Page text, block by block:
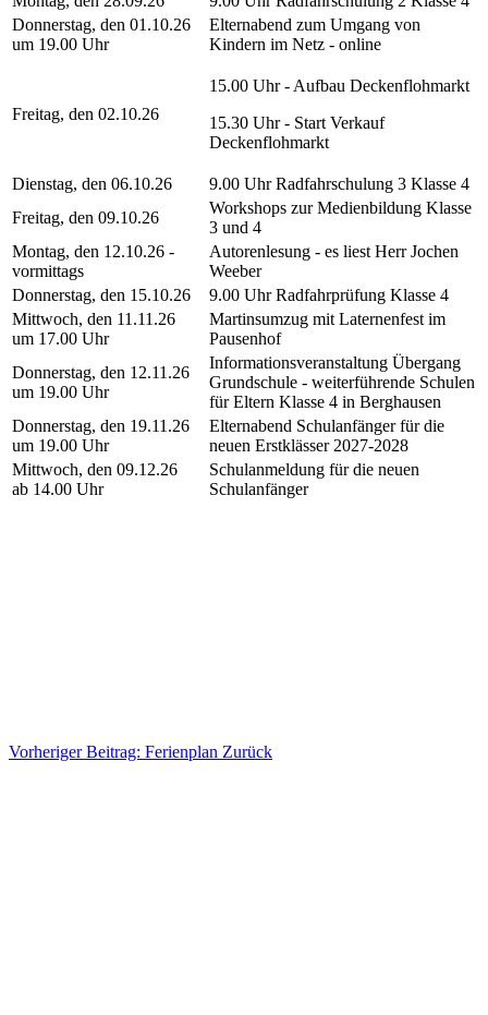
Donnerstag, den 01.10.26
um 19.00 Uhr
Elternabend zum Umgang von
Kindern im Netz - online
Freitag, den 02.10.26
15.00 Uhr - Aufbau Deckenflohmarkt
15.30 Uhr - Start Verkauf
Deckenflohmarkt
Dienstag, den 06.10.26
9.00 Uhr Radfahrschulung 3 Klasse 4
Freitag, den 09.10.26
Workshops zur Medienbildung Klasse
3 und 4
Montag, den 12.10.26 -
vormittags
Autorenlesung - es liest Herr Jochen
Weeber
Donnerstag, den 15.10.26
9.00 Uhr Radfahrprüfung Klasse 4
Mittwoch, den 11.11.26
um 17.00 Uhr
Martinsumzug mit Laternenfest im
Pausenhof
Donnerstag, den 12.11.26
um 19.00 Uhr
Informationsveranstaltung Übergang
Grundschule - weiterführende Schulen
für Eltern Klasse 4 in Berghausen
Donnerstag, den 19.11.26
um 19.00 Uhr
Elternabend Schulanfänger für die
neuen Erstklässer 2027-2028
Mittwoch, den 09.12.26
ab 14.00 Uhr
Schulanmeldung für die neuen
Schulanfänger
Vorheriger Beitrag: Ferienplan Zurück